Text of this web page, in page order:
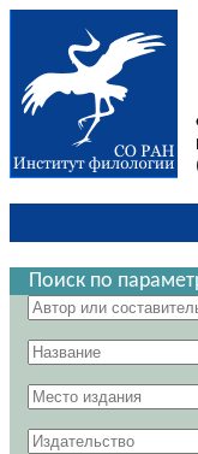
Поиск по